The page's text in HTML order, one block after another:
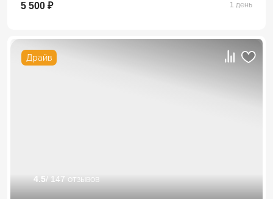
5 500 ₽ 1 день
Драйв
4.5/ 147 отзывов